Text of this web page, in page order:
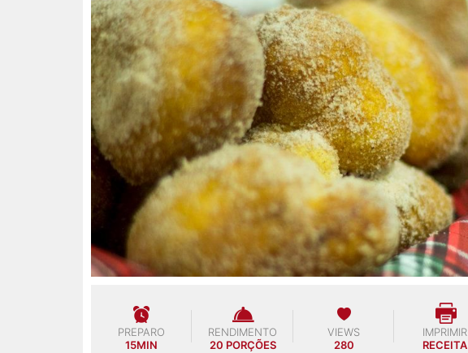
PREPARO
15MIN
RENDIMENTO
20 PORÇÕES
VIEWS
280
IMPRIMIR
RECEITA